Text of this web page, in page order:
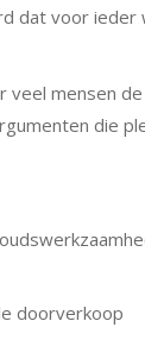
dat voor
veel mensen
die
doorverkoop